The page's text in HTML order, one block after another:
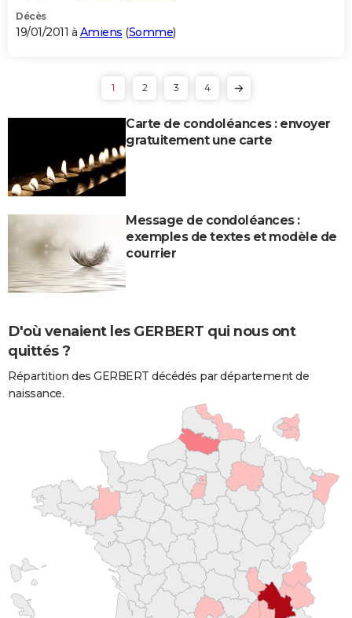
Décès
19/01/2011 à Amiens (Somme)
1 2 3 4
Carte de condoléances : envoyer
gratuitement une carte
Message de condoléances :
exemples de textes et modèle de
courrier
D'où venaient les GERBERT qui nous ont
quittés ?
Répartition des GERBERT décédés par département de
naissance.